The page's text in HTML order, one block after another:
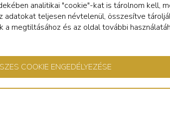
analitikai "cookie"-kat is tárolnom kell,
teljesen névtelenül, összesítve
a megtiltásához és az oldal további
COOKIE ENGEDÉLYEZÉSE